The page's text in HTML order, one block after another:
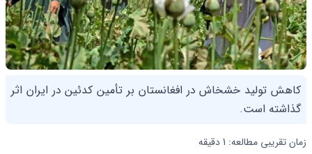
کاهش تولید خشخاش در افغانستان بر تأمین کدئین در ایران اثر
گذاشته است.
زمان تقریبی مطالعه: 1 دقیقه